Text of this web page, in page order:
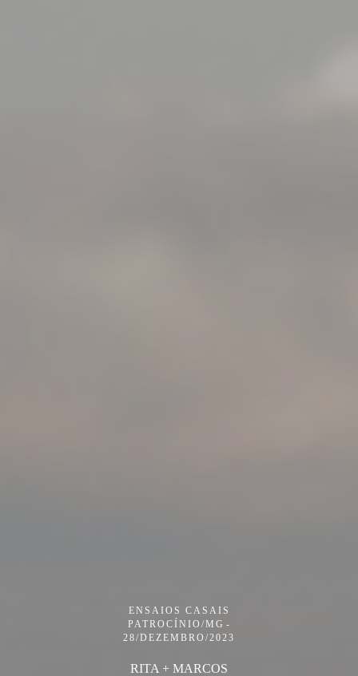
ENSAIOS CASAIS
PATROCÍNIO/MG
28/DEZEMBRO/2023
RITA + MARCOS